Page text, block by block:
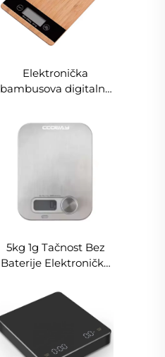
vrijednosti
Elektronička
bambusova digitalna
kućnu uporabu,
5kg 1g Tačnost Bez
Baterije Elektronička
Čelika za Kuhinju
LCD Brojčanik
Prilagođena Podrška